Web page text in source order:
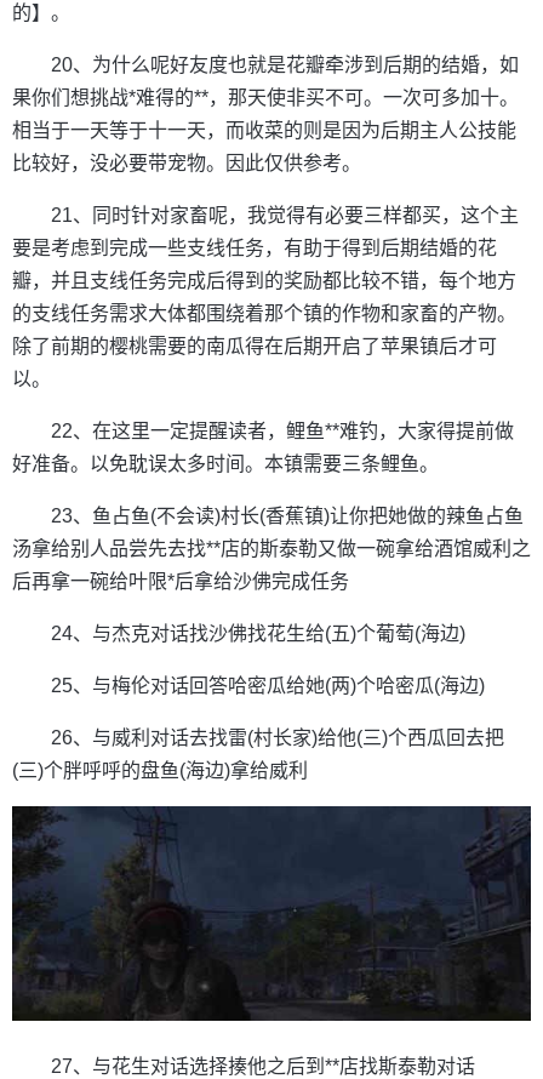
的】。
20、为什么呢好友度也就是花瓣牵涉到后期的结婚，如
果你们想挑战*难得的**，那天使非买不可。一次可多加十。
相当于一天等于十一天，而收菜的则是因为后期主人公技能
比较好，没必要带宠物。因此仅供参考。
21、同时针对家畜呢，我觉得有必要三样都买，这个主
要是考虑到完成一些支线任务，有助于得到后期结婚的花
瓣，并且支线任务完成后得到的奖励都比较不错，每个地方
的支线任务需求大体都围绕着那个镇的作物和家畜的产物。
除了前期的樱桃需要的南瓜得在后期开启了苹果镇后才可
以。
22、在这里一定提醒读者，鲤鱼**难钓，大家得提前做
好准备。以免耽误太多时间。本镇需要三条鲤鱼。
23、鱼占鱼(不会读)村长(香蕉镇)让你把她做的辣鱼占鱼
汤拿给别人品尝先去找**店的斯泰勒又做一碗拿给酒馆威利之
后再拿一碗给叶限*后拿给沙佛完成任务
24、与杰克对话找沙佛找花生给(五)个葡萄(海边)
25、与梅伦对话回答哈密瓜给她(两)个哈密瓜(海边)
26、与威利对话去找雷(村长家)给他(三)个西瓜回去把
(三)个胖呼呼的盘鱼(海边)拿给威利
27、与花生对话选择揍他之后到**店找斯泰勒对话